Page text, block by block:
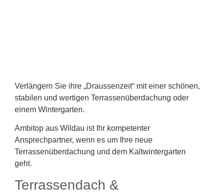
Verlängern Sie ihre „Draussenzeit“ mit einer schönen,
stabilen und wertigen Terrassenüberdachung oder
einem Wintergarten.
Ambitop aus Wildau ist Ihr kompetenter
Ansprechpartner, wenn es um Ihre neue
Terrassenüberdachung und dem Kaltwintergarten
geht.
Terrassendach &